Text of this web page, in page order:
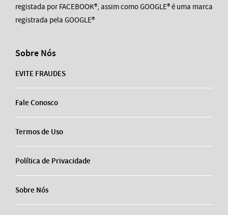
registada por FACEBOOK®, assim como GOOGLE® é uma marca
registrada pela GOOGLE®
Sobre Nós
EVITE FRAUDES
Fale Conosco
Termos de Uso
Política de Privacidade
Sobre Nós